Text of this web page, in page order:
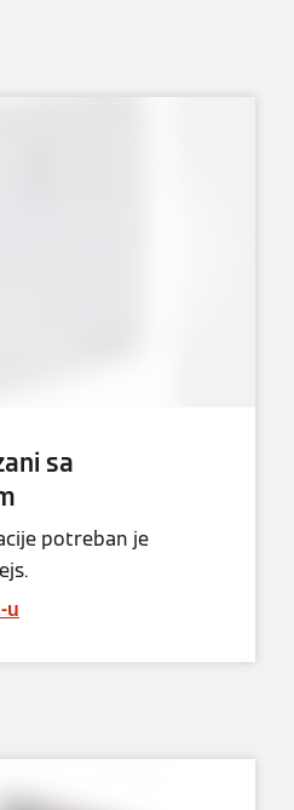
sa
potreban je
u